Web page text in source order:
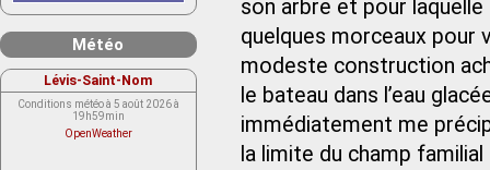
son arbre et pour laquelle
quelques morceaux pour
modeste construction
le bateau dans l’eau
immédiatement me
la limite du champ
Météo
Lévis-Saint-Nom
Conditions météo à 5 août 2026 à
19h59min
OpenWeather